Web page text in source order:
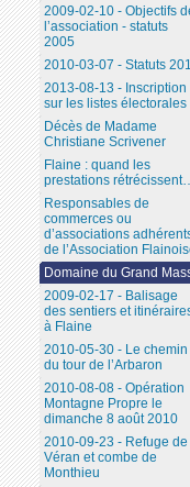
2009-02-10 - Objectifs
l’association - statuts
2005
2010-03-07 - Statuts
2013-08-13 - Inscription
sur les listes électorales
Décès de Madame
Christiane Scrivener
Flaine : quand les
prestations
Responsables de
commerces ou
d’associations
de l’Association
Domaine du Grand
2009-02-17 - Balisage
des sentiers et
à Flaine
2010-05-30 - Le chemin
du tour de l’Arbaron
2010-08-08 - Opération
Montagne Propre le
dimanche 8 août 2010
2010-09-23 - Refuge de
Véran et combe de
Monthieu